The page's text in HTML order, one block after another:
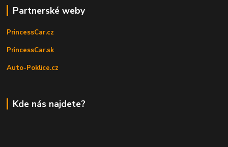
Partnerské weby
PrincessCar.cz
PrincessCar.sk
Auto-Poklice.cz
Kde nás najdete?